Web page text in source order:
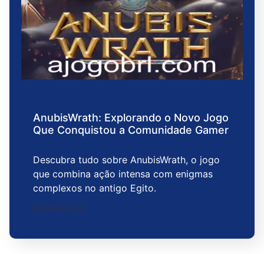
AnubisWrath: Explorando o Novo Jogo
Que Conquistou a Comunidade Gamer
Descubra tudo sobre AnubisWrath, o jogo
que combina ação intensa com enigmas
complexos no antigo Egito.
2026-02-12